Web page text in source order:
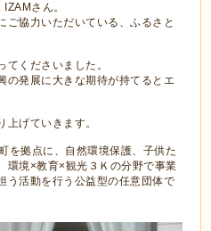
さん。
ご協力いただいている、ふるさと
くださいました。
の発展に大きな期待が持てるとエ
上げていきます。
を拠点に、自然環境保護、子供た
環境×教育×観光３Ｋの分野で事業
う活動を行う公益型の任意団体で